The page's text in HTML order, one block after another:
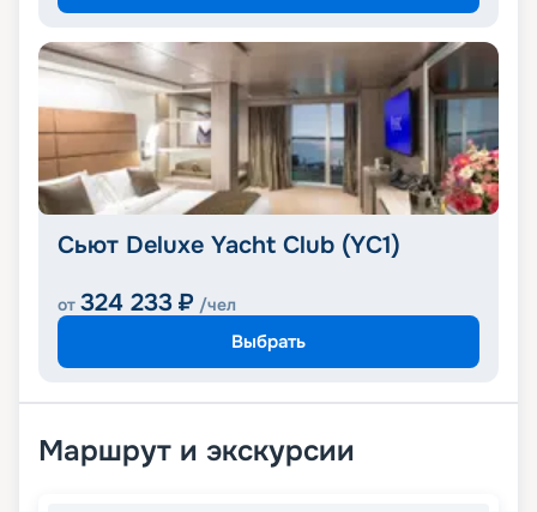
Сьют Deluxe Yacht Club (YC1)
от 324 233 ₽ /чел
Выбрать
Маршрут и экскурсии